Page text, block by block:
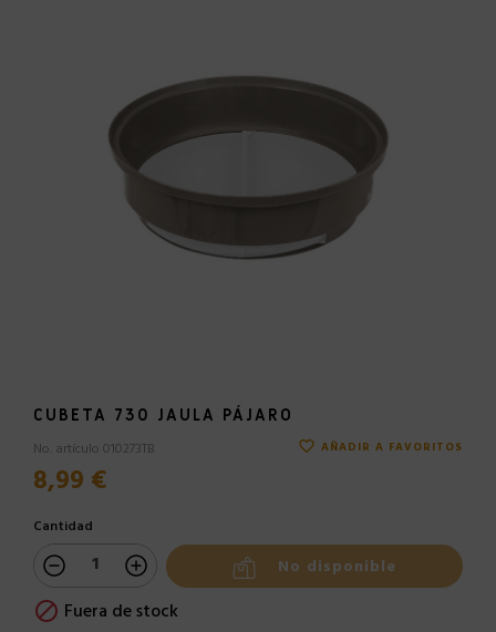
CUBETA 730 JAULA PÁJARO
No. artículo 010273TB favorite_border AÑADIR A FAVORITOS
8,99 €
Cantidad
No disponible
 Fuera de stock